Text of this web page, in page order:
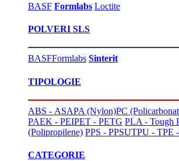
BASF Formlabs Loctite
POLVERI SLS
BASFFormlabs Sinterit
TIPOLOGIE
ABS - ASAPA (Nylon)PC
PAEK - PEIPET - PETG PLA - Tough
(Polipropilene) PPS - PPSUTPU - TPE
CATEGORIE